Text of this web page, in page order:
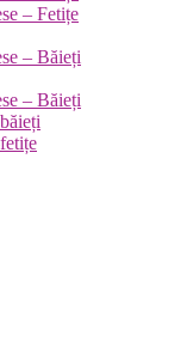
– Fetițe
– Băieți
– Băieți